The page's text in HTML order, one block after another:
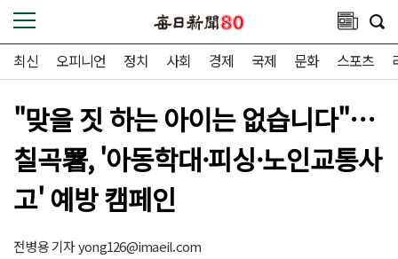
최신 오피니언 정치 사회 경제 국제 문화 스포츠
"맞을 짓 하는 아이는 없습니다"…
칠곡署, '아동학대·피싱·노인교통사
고' 예방 캠페인
전병용 기자yong126@imaeil.com